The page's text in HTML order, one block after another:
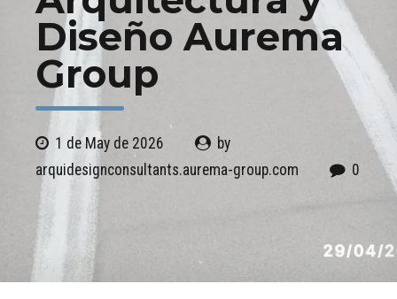
Diseño Aurema
Group
1 de May de 2026
by
arquidesignconsultants.aurema-group.com
0